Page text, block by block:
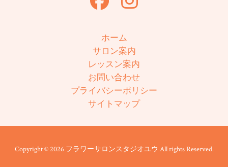
ホーム
サロン案内
レッスン案内
お問い合わせ
プライバシーポリシー
サイトマップ
Copyright © 2026 フラワーサロンスタジオユウ All rights Reserved.